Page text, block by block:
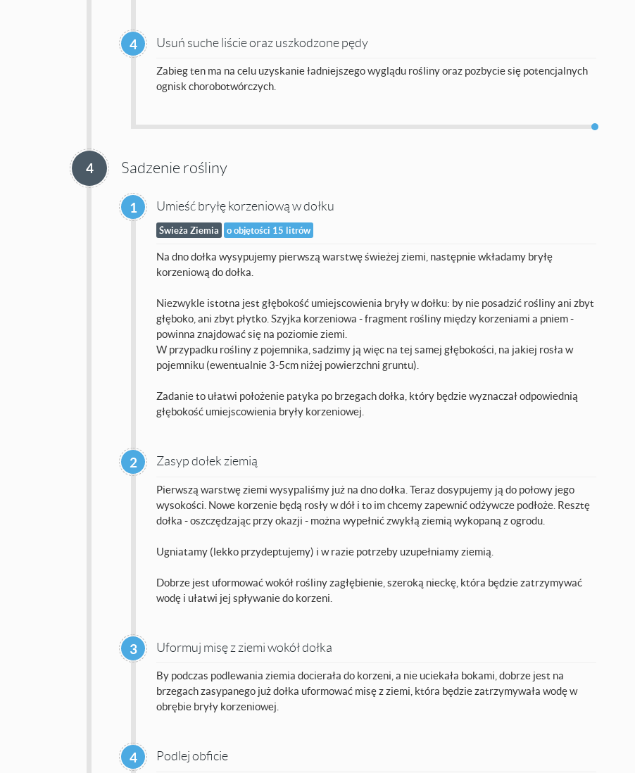
4 Usuń suche liście oraz uszkodzone pędy
Zabieg ten ma na celu uzyskanie ładniejszego wyglądu rośliny oraz pozbycie się potencjalnych
ognisk chorobotwórczych.
4 Sadzenie rośliny
1 Umieść bryłę korzeniową w dołku
Świeża Ziemia o objętości 15 litrów
Na dno dołka wysypujemy pierwszą warstwę świeżej ziemi, następnie wkładamy bryłę
korzeniową do dołka.
Niezwykle istotna jest głębokość umiejscowienia bryły w dołku: by nie posadzić rośliny ani zbyt
głęboko, ani zbyt płytko. Szyjka korzeniowa - fragment rośliny między korzeniami a pniem -
powinna znajdować się na poziomie ziemi.
W przypadku rośliny z pojemnika, sadzimy ją więc na tej samej głębokości, na jakiej rosła w
pojemniku (ewentualnie 3-5cm niżej powierzchni gruntu).
Zadanie to ułatwi położenie patyka po brzegach dołka, który będzie wyznaczał odpowiednią
głębokość umiejscowienia bryły korzeniowej.
2 Zasyp dołek ziemią
Pierwszą warstwę ziemi wysypaliśmy już na dno dołka. Teraz dosypujemy ją do połowy jego
wysokości. Nowe korzenie będą rosły w dół i to im chcemy zapewnić odżywcze podłoże. Resztę
dołka - oszczędzając przy okazji - można wypełnić zwykłą ziemią wykopaną z ogrodu.
Ugniatamy (lekko przydeptujemy) i w razie potrzeby uzupełniamy ziemią.
Dobrze jest uformować wokół rośliny zagłębienie, szeroką nieckę, która będzie zatrzymywać
wodę i ułatwi jej spływanie do korzeni.
3 Uformuj misę z ziemi wokół dołka
By podczas podlewania ziemia docierała do korzeni, a nie uciekała bokami, dobrze jest na
brzegach zasypanego już dołka uformować misę z ziemi, która będzie zatrzymywała wodę w
obrębie bryły korzeniowej.
4 Podlej obficie